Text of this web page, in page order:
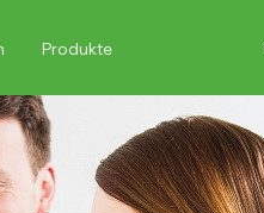
Produkte